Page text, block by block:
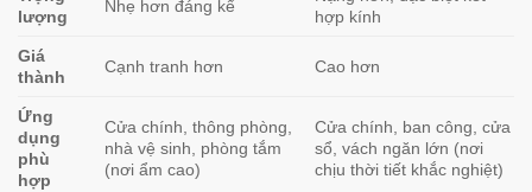
lượng
Nhẹ hơn đáng kể
hợp kính
Giá
thành
Cạnh tranh hơn Cao hơn
Ứng
dụng
phù
hợp
Cửa chính, thông phòng,
nhà vệ sinh, phòng tắm
(nơi ẩm cao)
Cửa chính, ban công, cửa
sổ, vách ngăn lớn (nơi
chịu thời tiết khắc nghiệt)